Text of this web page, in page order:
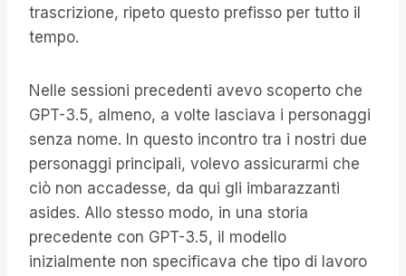
trascrizione, ripeto questo prefisso per tutto il
tempo.
Nelle sessioni precedenti avevo scoperto che
GPT-3.5, almeno, a volte lasciava i personaggi
senza nome. In questo incontro tra i nostri due
personaggi principali, volevo assicurarmi che
ciò non accadesse, da qui gli imbarazzanti
asides. Allo stesso modo, in una storia
precedente con GPT-3.5, il modello
inizialmente non specificava che tipo di lavoro